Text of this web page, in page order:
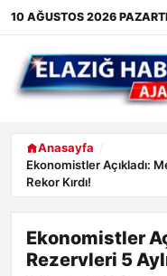
10 AĞUSTOS 2026
ANASAYFA
GÜNDEM
SAĞLIK
Anasayfa
Ekonomistler Açıkladı:
Rekor Kırdı!
Ekonomistler
Rezervleri 5